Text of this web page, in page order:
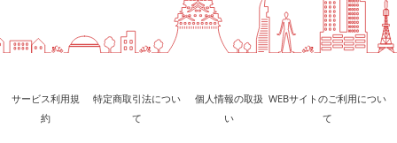
サービス利用規
約
特定商取引法につい
て
個人情報の取扱
い
WEBサイトのご利用につい
て